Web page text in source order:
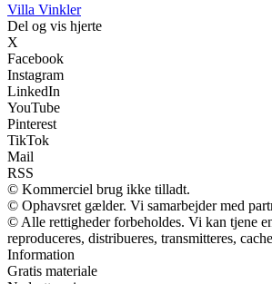
Villa Vinkler
Del og vis hjerte
X
Facebook
Instagram
LinkedIn
YouTube
Pinterest
TikTok
Mail
RSS
© Kommerciel brug ikke tilladt.
© Ophavsret gælder. Vi samarbejder med
© Alle rettigheder forbeholdes. Vi kan tjene
reproduceres, distribueres, transmitteres,
Information
Gratis materiale